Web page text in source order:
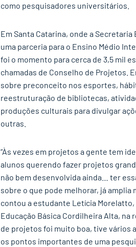
como pesquisadores universitários.
Em Santa Catarina, onde a
uma parceria para o Ensino Médio
foi o momento para cerca de 3,5 mil
chamadas de Conselho de Projetos.
sobre preconceito nos esportes,
reestruturação de bibliotecas,
produções culturais para divulgar
outras.
“Às vezes em projetos a gente tem
alunos querendo fazer projetos
não bem desenvolvida ainda… ter
sobre o que pode melhorar, já
contou a estudante Letícia
Educação Básica Cordilheira Alta, na
de projetos foi muito boa, tive vários
os pontos importantes de uma